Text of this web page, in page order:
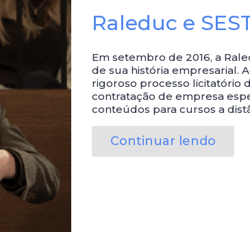
Raleduc e
Em setembro de 2016, a
de sua história empresarial.
rigoroso processo licitatório
contratação de empresa
conteúdos para cursos a
Continuar lendo